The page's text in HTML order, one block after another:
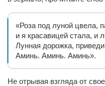
«Роза под луной цвела,
и я красавицей стала, и
Лунная дорожка,
Аминь. Аминь. Аминь».
Не отрывая взгляда от